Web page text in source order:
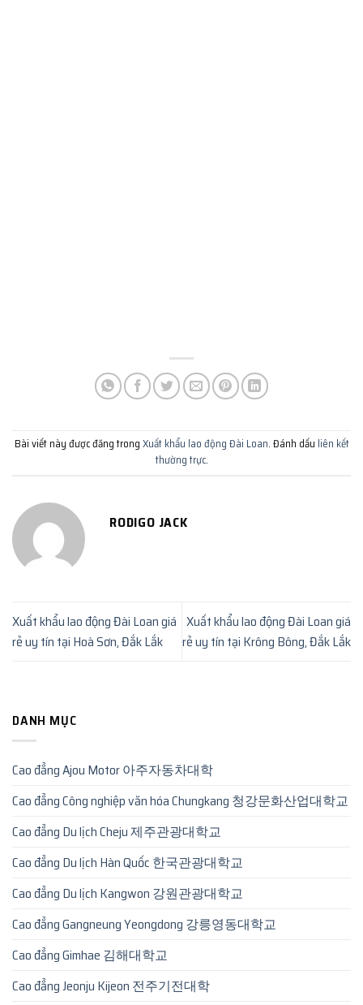
Bài viết này được đăng trongXuất khẩu lao động Đài Loan. Đánh dấu liên kết
thường trực.
RODIGO JACK
Xuất khẩu lao động Đài Loan giá
rẻ uy tín tại Hoà Sơn, Đắk Lắk
Xuất khẩu lao động Đài Loan giá
rẻ uy tín tại Krông Bông, Đắk Lắk
DANH MỤC
Cao đẳng Ajou Motor 아주자동차대학
Cao đẳng Công nghiệp văn hóa Chungkang 청강문화산업대학교
Cao đẳng Du lịch Cheju 제주관광대학교
Cao đẳng Du lịch Hàn Quốc 한국관광대학교
Cao đẳng Du lịch Kangwon 강원관광대학교
Cao đẳng Gangneung Yeongdong 강릉영동대학교
Cao đẳng Gimhae 김해대학교
Cao đẳng Jeonju Kijeon 전주기전대학